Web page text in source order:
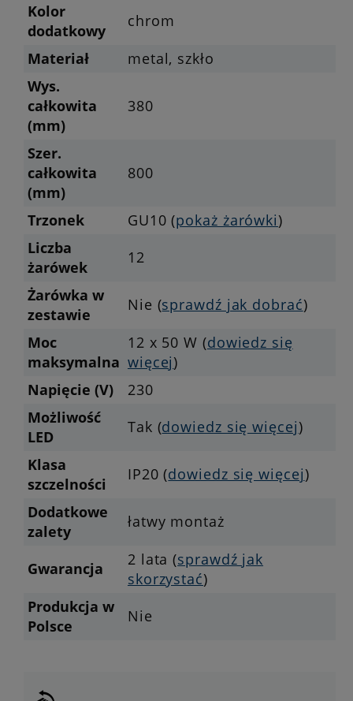
Kolor
dodatkowy
chrom
Materiał
metal, szkło
Wys.
całkowita
(mm)
380
Szer.
całkowita
(mm)
800
Trzonek GU10 (pokaż żarówki)
Liczba
żarówek
12
Żarówka w
zestawie
Nie (sprawdź jak dobrać)
Moc
maksymalna
12 x 50 W (dowiedz się
więcej)
Napięcie (V)
230
Możliwość
LED
Tak (dowiedz się więcej)
Klasa
szczelności
IP20 (dowiedz się więcej)
Dodatkowe
zalety
łatwy montaż
Gwarancja 2 lata (sprawdź jak
skorzystać)
Produkcja w
Polsce
Nie